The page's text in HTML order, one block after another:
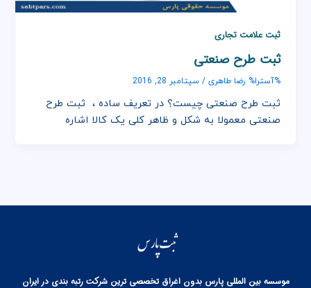
ثبت علامت تجاری
ثبت طرح صنعتی
%آسترا% رضا طاهری/ سپتامبر 28, 2016
ثبت طرح صنعتی چیست؟ در تعریف ساده ، ثبت طرح
صنعتی معمولا به شکل و ظاهر کلی یک کالا اشاره
موسسه بین المللی پارس بدون اغراق تخصصی ترین شرکت رتبه بندی در ایران